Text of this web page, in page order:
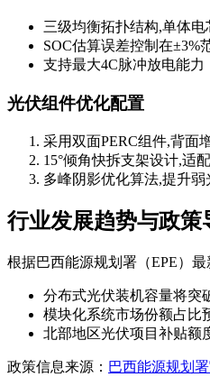
三级均衡拓扑结构,单体
SOC估算误差控制在±3%
支持最大4C脉冲放电能力
光伏组件优化配置
采用双面PERC组件,背面
15°倾角快拆支架设计,适
多峰阴影优化算法,提升弱
行业发展趋势与政策
根据巴西能源规划署（EPE）最
分布式光伏装机容量将突
模块化系统市场份额占比
北部地区光伏项目补贴额
政策信息来源： 巴西能源规划